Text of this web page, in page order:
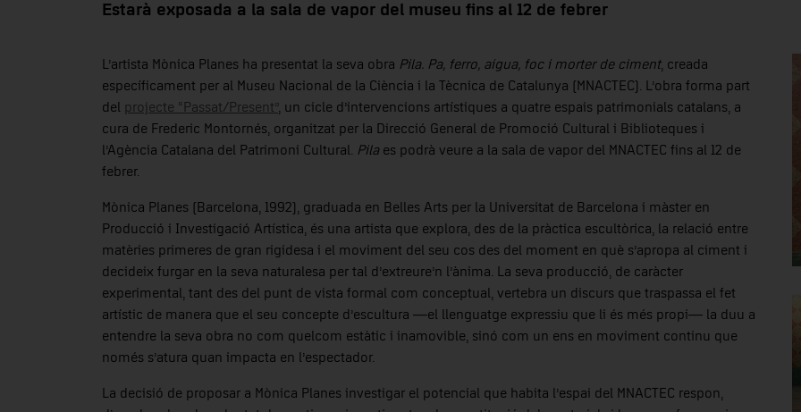
Estarà exposada a la sala de vapor del museu fins al 12 de febrer
L’artista Mònica Planes ha presentat la seva obra Pila. Pa, ferro, aigua, foc i morter de ciment, creada
específicament per al Museu Nacional de la Ciència i la Tècnica de Catalunya (MNACTEC). L’obra forma part
del projecte “Passat/Present”, un cicle d’intervencions artístiques a quatre espais patrimonials catalans, a
cura de Frederic Montornés, organitzat per la Direcció General de Promoció Cultural i Biblioteques i
l’Agència Catalana del Patrimoni Cultural. Pilaes podrà veure a la sala de vapor del MNACTEC fins al 12 de
febrer.
Mònica Planes (Barcelona, 1992), graduada en Belles Arts per la Universitat de Barcelona i màster en
Producció i Investigació Artística, és una artista que explora, des de la pràctica escultòrica, la relació entre
matèries primeres de gran rigidesa i el moviment del seu cos des del moment en què s’apropa al ciment i
decideix furgar en la seva naturalesa per tal d’extreure’n l’ànima. La seva producció, de caràcter
experimental, tant des del punt de vista formal com conceptual, vertebra un discurs que traspassa el fet
artístic de manera que el seu concepte d’escultura —el llenguatge expressiu que li és més propi— la duu a
entendre la seva obra no com quelcom estàtic i inamovible, sinó com un ens en moviment continu que
només s’atura quan impacta en l’espectador.
La decisió de proposar a Mònica Planes investigar el potencial que habita l’espai del MNACTEC respon,